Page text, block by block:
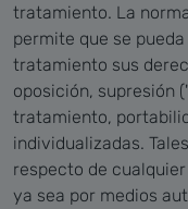
tratamiento. La
permite que se
tratamiento sus
oposición, supresión
tratamiento,
individualizadas.
respecto de
ya sea por medios